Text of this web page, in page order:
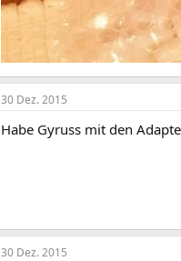
30 Dez. 2015
Habe Gyruss mit den
30 Dez. 2015